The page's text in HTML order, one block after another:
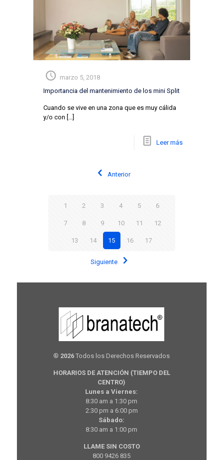
marzo 5, 2018
Importancia del mantenimiento de los mini Split
Cuando se vive en una zona que es muy cálida
y/o con […]
Leer más
Anterior
1 2 3 4 5 6
7 8 9 10 11 12
13 14 15 16 17
Siguiente
® 2026 Todos los Derechos Reservados
HORARIOS DE ATENCIÓN (TIEMPO DEL
CENTRO)
Lunes a Viernes:
8:30 am a 1:30 pm
2:30 pm a 6:00 pm
Sábado:
8:30 am a 1:00 pm
LLAME SIN COSTO
800 9426 835